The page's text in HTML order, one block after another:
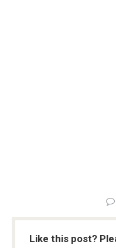
Like this post?